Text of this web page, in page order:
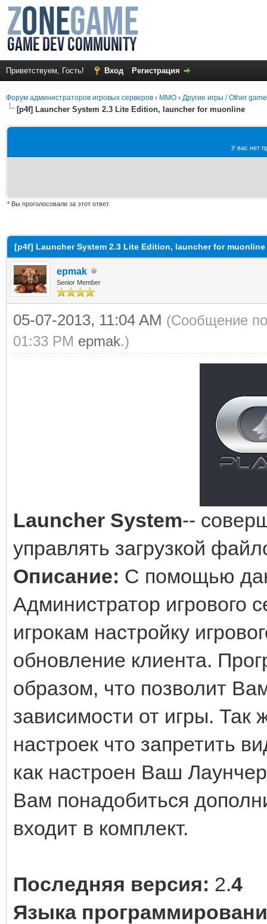
Приветствуем, Гость! Вход Регистрация
Форум администраторов игровых серверов › MMO › Другие игры / Other
[p4f] Launcher System 2.3 Lite Edition, launcher for muonline
У вас нет
* Вы проголосовали за этот ответ.
[p4f] Launcher System 2.3 Lite Edition, launcher for muonline
epmak
Senior Member
05-07-2013, 11:04 AM (Сообщение
01:33 PM epmak.)
Launcher System--
управлять загрузкой
Описание: С помощью
Администратор игрового
игрокам настройку
обновление клиента.
образом, что позволит
зависимости от игры.
настроек что запретить
как настроен Ваш
Вам понадобиться
входит в комплект.
Последняя версия: 2.4
Языка